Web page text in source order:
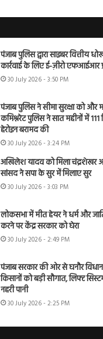
पंजाब पुलिस द्वारा साइबर वित्तीय
कार्रवाई के लिए ई-ज़ीरो
30 July 2026 - 3:50 PM
पंजाब पुलिस ने सीमा सुरक्षा को
कमिश्नरेट पुलिस ने सात महीनों में
हेरोइन बरामद की
30 July 2026 - 3:24 PM
अखिलेश यादव को मिला चंद्रशेखर
सांसद ने सपा के सुर में मिलाए सुर
30 July 2026 - 3:03 PM
लोकसभा में मीत हेयर ने धर्म और
करने पर केंद्र सरकार को घेरा
30 July 2026 - 2:49 PM
पंजाब सरकार की ओर से घनौर
किसानों को बड़ी सौगात, लिफ्ट
नहरी पानी
30 July 2026 - 2:25 PM